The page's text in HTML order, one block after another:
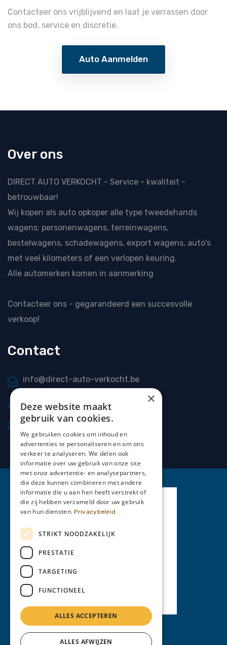
Contacteer ons vrijblijvend en laat je verrassen door
ons bod, service en discretie.
Auto Aanmelden
Over ons
DIRECT AUTO VERKOCHT - Service - kwaliteit -
betrouwbaar!
Wij kopen als auto opkoper alle type tweedehands
wagens: personenwagens, terreinwagens,
bestelwagens, schadewagens, export wagens, auto's
met veel kilometers of een verlopen keuring.
Alle automerken komen in aanmerking
Contacteer ons - gegarandeerd een succesvolle
verkoop!
Contact
info@direct-auto-verkocht.be
0477 20 66 69
0477 20 66 69
Privacy Policy
×
Deze website maakt
gebruik van cookies.
We gebruiken cookies om inhoud en
advertenties te personaliseren en om ons
verkeer te analyseren. We delen ook
informatie over uw gebruik van onze site
met onze advertentie- en analysepartners,
die deze kunnen combineren met andere
informatie die u aan hen heeft verstrekt of
die zij hebben verzameld door uw gebruik
van hun diensten. Privacybeleid
STRIKT NOODZAKELIJK
PRESTATIE
TARGETING
FUNCTIONEEL
ALLES ACCEPTEREN
ALLES AFWIJZEN